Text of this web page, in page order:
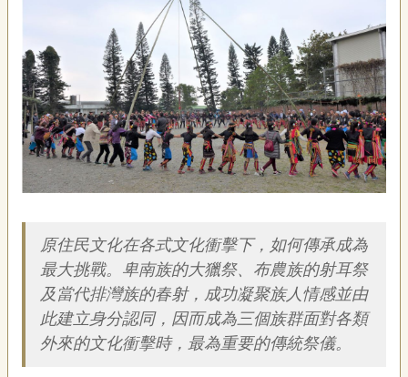
p
e
傳
影
原住民文化在各式文化衝擊下，如何傳承成為
最大挑戰。卑南族的大獵祭、布農族的射耳祭
及當代排灣族的春射，成功凝聚族人情感並由
此建立身分認同，因而成為三個族群面對各類
外來的文化衝擊時，最為重要的傳統祭儀。